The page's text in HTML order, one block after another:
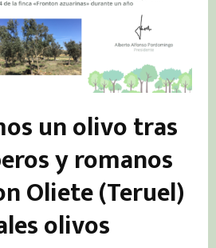
un olivo tras
y romanos
Oliete (Teruel)
olivos